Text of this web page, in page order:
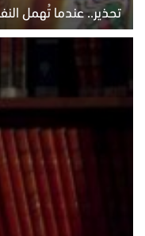
تحذير.. عندما تُهمل
الاثنين 10 أغسطس 2026 11:11 ص